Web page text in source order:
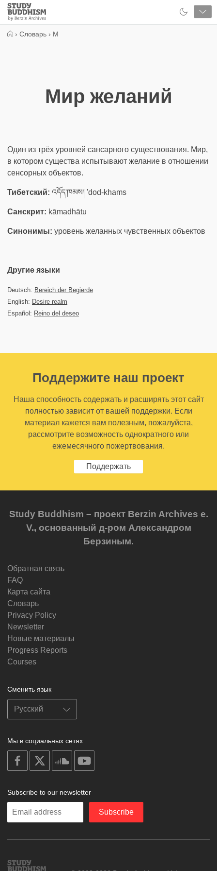
Close
Study
Buddhism
› Словарь › М
Мир желаний
Один из трёх уровней сансарного существования. Мир,
в котором существа испытывают желание в отношении
сенсорных объектов.
Тибетский: འདོད་ཁམས། 'dod-khams
Санскрит: kāmadhātu
Синонимы: уровень желанных чувственных объектов
Другие языки
Deutsch: Bereich der Begierde
English: Desire realm
Español: Reino del deseo
Поддержите наш проект
Наша способность содержать и расширять этот сайт
полностью зависит от вашей поддержки. Если
материал кажется вам полезным, пожалуйста,
рассмотрите возможность однократного или
ежемесячного пожертвования.
Поддержать
Study Buddhism – проект Berzin Archives e.
V., основанный д-ром Александром
Берзиным.
Обратная связь
FAQ
Карта сайта
Словарь
Privacy Policy
Newsletter
Новые материалы
Progress Reports
Courses
Сменить язык
Мы в социальных сетях
on
facebook
soundcloud
Subscribe to our newsletter
Enter
Subscribe
Study